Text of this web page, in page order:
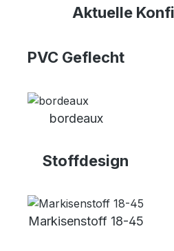
Aktuelle
PVC Geflecht
bordeaux
Stoffdesign
Markisenstoff 18-45